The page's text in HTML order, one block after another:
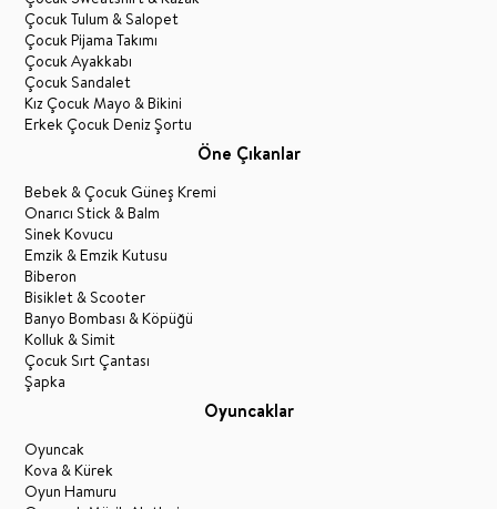
Çocuk Tulum & Salopet
Çocuk Pijama Takımı
Çocuk Ayakkabı
Çocuk Sandalet
Kız Çocuk Mayo & Bikini
Erkek Çocuk Deniz Şortu
Öne Çıkanlar
Bebek & Çocuk Güneş Kremi
Onarıcı Stick & Balm
Sinek Kovucu
Emzik & Emzik Kutusu
Biberon
Bisiklet & Scooter
Banyo Bombası & Köpüğü
Kolluk & Simit
Çocuk Sırt Çantası
Şapka
Oyuncaklar
Oyuncak
Kova & Kürek
Oyun Hamuru